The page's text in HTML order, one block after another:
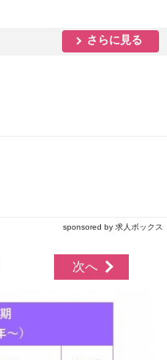
さらに見る
sponsored by 求人ボックス
次へ